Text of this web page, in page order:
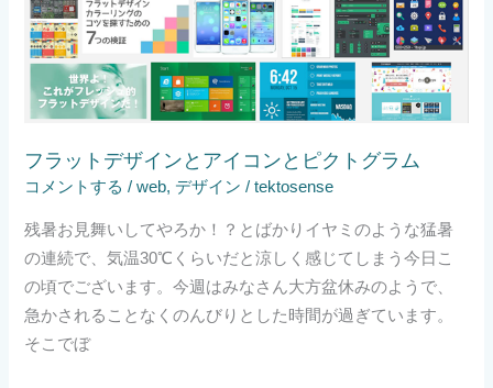
フラットデザインとアイコンとピクトグラム
コメントする /web, デザイン /tektosense
残暑お見舞いしてやろか！？とばかりイヤミのような猛暑
の連続で、気温30℃くらいだと涼しく感じてしまう今日こ
の頃でございます。今週はみなさん大方盆休みのようで、
急かされることなくのんびりとした時間が過ぎています。
そこでぼ
ン
と
イ
ン
と
ピ